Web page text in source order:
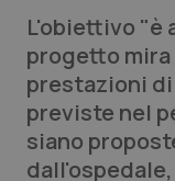
Lettere al
Edizioni
QS Pro
L'obiettivo "è
progetto
prestazioni
previste nel
siano